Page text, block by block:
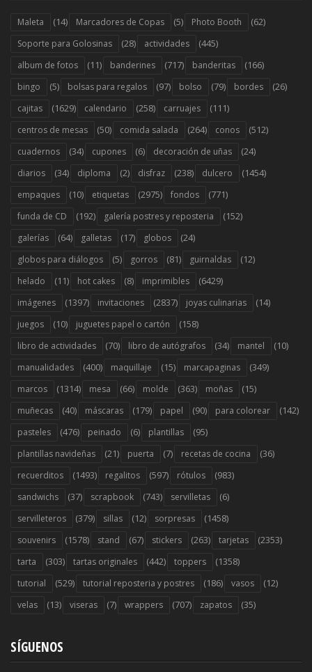
Maleta (14) Marcadores de Copas (5) Photo Booth (62)
Soporte para Golosinas (28) actividades (445)
album de fotos (11) banderines (717) banderitas (166)
bingo (5) bolsas para regalos (97) bolso (79) bordes (26)
cajitas (1629) calendario (258) carruajes (111)
centros de mesas (50) comida salada (264) conos (512)
cuadernos (34) cupones (6) decoración de uñas (24)
diarios (34) diploma (2) disfraz (238) dulcero (1454)
empaques (10) etiquetas (2975) fondos (771)
funda de CD (192) galería postres y reposteria (152)
galerías (64) galletas (17) globos (24)
globos para diálogos (5) gorros (81) guirnaldas (12)
helado (11) hot cakes (8) imprimibles (6429)
imágenes (1397) invitaciones (2837) joyas culinarias (14)
juegos (10) juguetes papel o cartón (158)
libro de actividades (70) libro de autógrafos (34) mantel (10)
manualidades (400) maquillaje (15) marcapaginas (349)
marcos (1314) mesa (66) molde (363) moñas (15)
muñecas (40) máscaras (179) papel (90) para colorear (142)
pasteles (476) peinado (6) plantillas (95)
plantillas navideñas (21) puerta (7) recetas de cocina (36)
recuerditos (1493) regalitos (597) rótulos (983)
sandwichs (37) scrapbook (743) servilletas (6)
servilleteros (379) sillas (12) sorpresas (1458)
souvenirs (1578) stand (67) stickers (263) tarjetas (2353)
tarta (303) tartas originales (442) toppers (1358)
tutorial (529) tutorial reposteria y postres (186) vasos (12)
velas (13) viseras (7) wrappers (707) zapatos (35)
SÍGUENOS